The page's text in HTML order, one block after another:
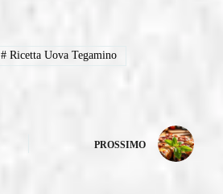
#Ricetta Uova Tegamino
PROSSIMO